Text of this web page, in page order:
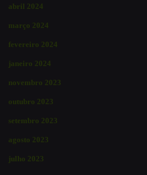
abril 2024
março 2024
fevereiro 2024
janeiro 2024
novembro 2023
outubro 2023
setembro 2023
agosto 2023
julho 2023